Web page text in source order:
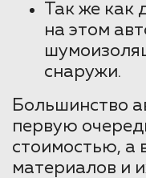
Так же как
на этом
снаружи.
Большинство
первую
стоимостью, а
материалов и